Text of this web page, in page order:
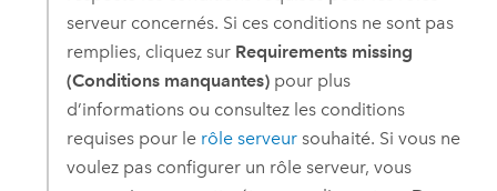
serveur concernés. Si ces conditions ne sont pas
remplies, cliquez sur Requirements missing
(Conditions manquantes)pour plus
d’informations ou consultez les conditions
requises pour le rôle serveursouhaité. Si vous ne
voulez pas configurer un rôle serveur, vous